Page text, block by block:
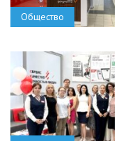
Общество